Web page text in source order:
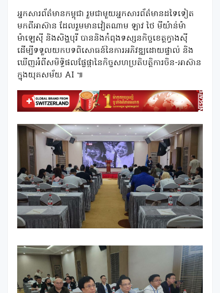
អ្នកសារព័ត៌មានកម្ពុជា រួមជាមួយអ្នកសារព័ត៌មានដទៃទៀត
មកពីអាស៊ាន ដែលរួមមានវៀតណាម ឡាវ ថៃ មីយ៉ាន់ម៉ា
ម៉ាឡេស៊ី និងសិង្ហបុរី បាននិងកំពុងទស្សនកិច្ចខេត្តក្វាងស៊ី
ដើម្បីទទួលយកបទពិសោធន៍នៃការអភិវឌ្ឍដោយផ្ទាល់ និង
ឃើញអំពីសមិទ្ធិផលផ្លែផ្កានៃកិច្ចសហប្រតិបត្តិការចិន-អាស៊ាន
ក្នុងយុគសម័យ AI ៕